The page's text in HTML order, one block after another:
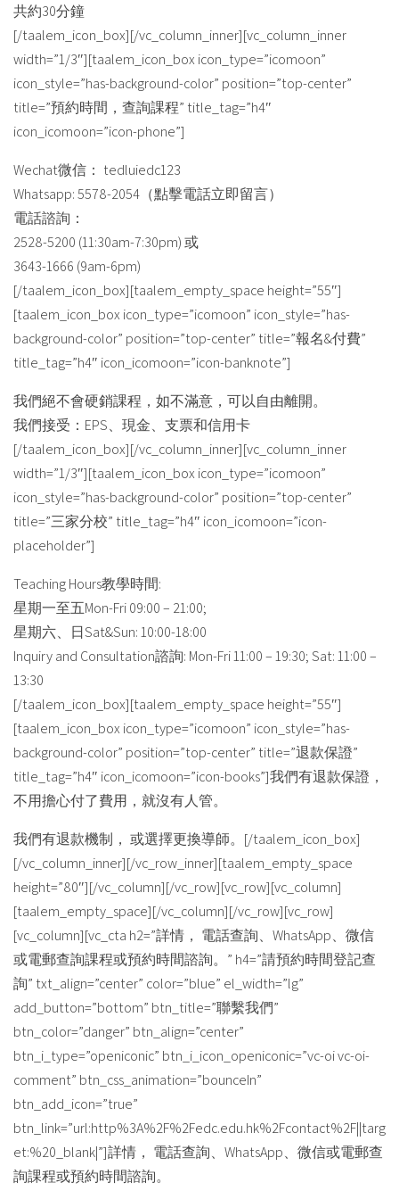
共約30分鐘
[/taalem_icon_box][/vc_column_inner][vc_column_inner
width=”1/3″][taalem_icon_box icon_type=”icomoon”
icon_style=”has-background-color” position=”top-center”
title=”預約時間，查詢課程” title_tag=”h4″
icon_icomoon=”icon-phone”]
Wechat微信： tedluiedc123
Whatsapp: 5578-2054（點擊電話立即留言）
電話諮詢：
2528-5200 (11:30am-7:30pm) 或
3643-1666 (9am-6pm)
[/taalem_icon_box][taalem_empty_space height=”55″]
[taalem_icon_box icon_type=”icomoon” icon_style=”has-
background-color” position=”top-center” title=”報名&付費”
title_tag=”h4″ icon_icomoon=”icon-banknote”]
我們絕不會硬銷課程，如不滿意，可以自由離開。
我們接受：EPS、現金、支票和信用卡
[/taalem_icon_box][/vc_column_inner][vc_column_inner
width=”1/3″][taalem_icon_box icon_type=”icomoon”
icon_style=”has-background-color” position=”top-center”
title=”三家分校” title_tag=”h4″ icon_icomoon=”icon-
placeholder”]
Teaching Hours教學時間:
星期一至五Mon-Fri 09:00 – 21:00;
星期六、日Sat&Sun: 10:00-18:00
Inquiry and Consultation諮詢: Mon-Fri 11:00 – 19:30; Sat: 11:00 –
13:30
[/taalem_icon_box][taalem_empty_space height=”55″]
[taalem_icon_box icon_type=”icomoon” icon_style=”has-
background-color” position=”top-center” title=”退款保證”
title_tag=”h4″ icon_icomoon=”icon-books”]我們有退款保證，
不用擔心付了費用，就沒有人管。
我們有退款機制， 或選擇更換導師。[/taalem_icon_box]
[/vc_column_inner][/vc_row_inner][taalem_empty_space
height=”80″][/vc_column][/vc_row][vc_row][vc_column]
[taalem_empty_space][/vc_column][/vc_row][vc_row]
[vc_column][vc_cta h2=”詳情， 電話查詢、WhatsApp、微信
或電郵查詢課程或預約時間諮詢。” h4=”請預約時間登記查
詢” txt_align=”center” color=”blue” el_width=”lg”
add_button=”bottom” btn_title=”聯繫我們”
btn_color=”danger” btn_align=”center”
btn_i_type=”openiconic” btn_i_icon_openiconic=”vc-oi vc-oi-
comment” btn_css_animation=”bounceIn”
btn_add_icon=”true”
btn_link=”url:http%3A%2F%2Fedc.edu.hk%2Fcontact%2F||targ
et:%20_blank|”]詳情， 電話查詢、WhatsApp、微信或電郵查
詢課程或預約時間諮詢。